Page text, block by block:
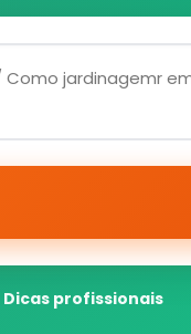
profissionais